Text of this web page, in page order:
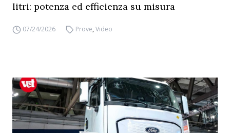
litri: potenza ed efficienza su misura
07/24/2026 Prove,Video